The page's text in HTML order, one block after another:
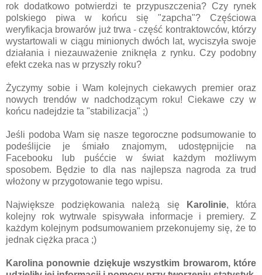
rok dodatkowo potwierdzi te przypuszczenia? Czy rynek
polskiego piwa w końcu się "zapcha"? Częściowa
weryfikacja browarów już trwa - część kontraktowców, którzy
wystartowali w ciągu minionych dwóch lat, wyciszyła swoje
działania i niezauważenie zniknęła z rynku. Czy podobny
efekt czeka nas w przyszły roku?
Życzymy sobie i Wam kolejnych ciekawych premier oraz
nowych trendów w nadchodzącym roku! Ciekawe czy w
końcu nadejdzie ta "stabilizacja" ;)
Jeśli podoba Wam się nasze tegoroczne podsumowanie to
podeślijcie je śmiało znajomym, udostępnijcie na
Facebooku lub puśćcie w świat każdym możliwym
sposobem. Będzie to dla nas najlepsza nagroda za trud
włożony w przygotowanie tego wpisu.
Największe podziękowania należą się Karolinie, która
kolejny rok wytrwale spisywała informacje i premiery. Z
każdym kolejnym podsumowaniem przekonujemy się, że to
jednak ciężka praca ;)
Karolina ponownie dziękuje wszystkim browarom, które